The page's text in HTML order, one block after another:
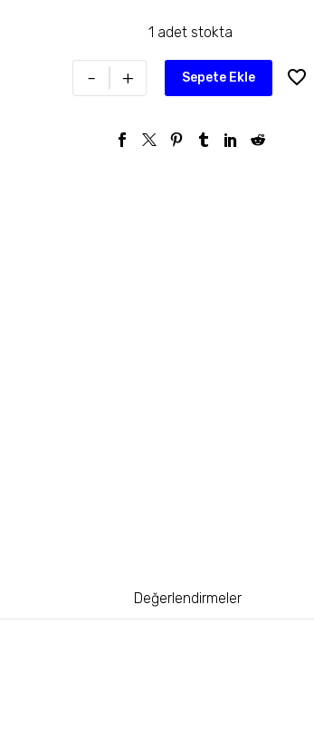
1 adet stokta
- + Sepete Ekle
Değerlendirmeler